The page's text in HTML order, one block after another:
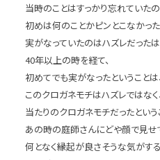
当時のことはすっかり忘れていた
初めは何のことかピンとこなかった
実がなっていたのはハズレだった
40年以上の時を経て、
初めてでも実がなったということは
このクロガネモチはハズレではなく
当たりのクロガネモチだったという
あの時の庭師さんにどや顔で見せ
何となく縁起が良さそうな気がする